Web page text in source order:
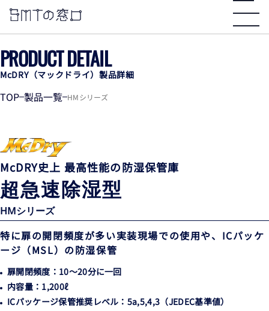
PRODUCT DETAIL
McDRY（マックドライ）製品詳細
TOP 製品一覧 HMシリーズ
McDRY史上 最高性能の防湿保管庫
超急速除湿型
HMシリーズ
特に扉の開閉頻度が多い実装現場での使用や、 ICパッケ
ージ（MSL）の防湿保管
扉開閉頻度：10～20分に一回
内容量：1,200ℓ
ICパッケージ保管推奨レベル：5a,5,4,3（JEDEC基準値）